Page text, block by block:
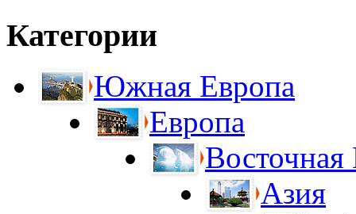
Категории
Южная Европа
Европа
Восточная
Азия